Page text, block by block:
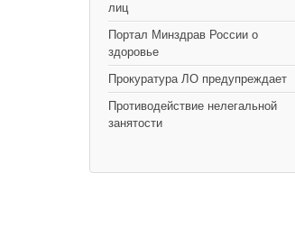
лиц
Портал Минздрав России о
здоровье
Прокуратура ЛО предупреждает
Противодействие нелегальной
занятости